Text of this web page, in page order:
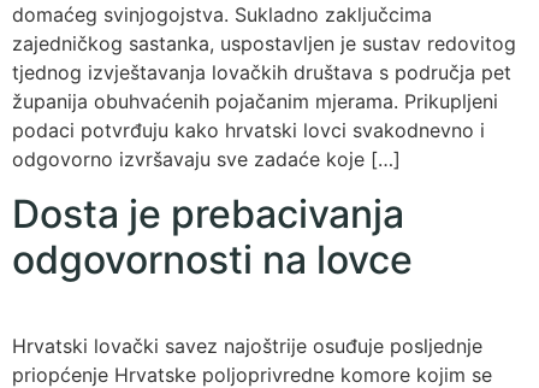
domaćeg svinjogojstva. Sukladno zaključcima
zajedničkog sastanka, uspostavljen je sustav redovitog
tjednog izvještavanja lovačkih društava s područja pet
županija obuhvaćenih pojačanim mjerama. Prikupljeni
podaci potvrđuju kako hrvatski lovci svakodnevno i
odgovorno izvršavaju sve zadaće koje […]
Dosta je prebacivanja
odgovornosti na lovce
Hrvatski lovački savez najoštrije osuđuje posljednje
priopćenje Hrvatske poljoprivredne komore kojim se